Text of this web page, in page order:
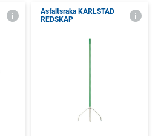
Asfaltsraka KARLSTAD
REDSKAP